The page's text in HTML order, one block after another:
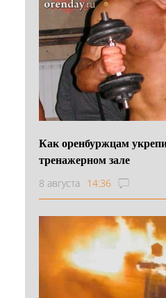
Как оренбуржцам
тренажерном зале
8 августа 14:36